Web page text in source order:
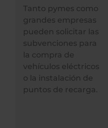
Tanto pymes como
grandes empresas
pueden solicitar las
subvenciones para
la compra de
vehículos eléctricos
o la instalación de
puntos de recarga.